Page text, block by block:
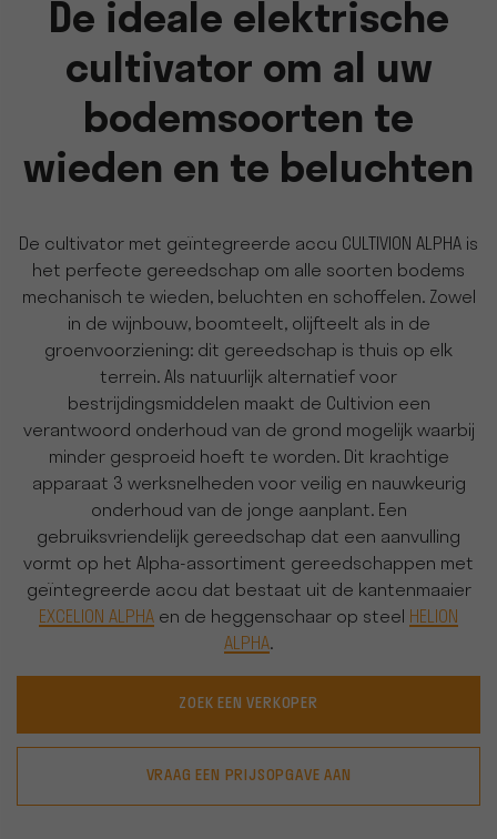
De ideale elektrische
cultivator om al uw
bodemsoorten te
wieden en te beluchten
De cultivator met geïntegreerde accu CULTIVION ALPHA is
het perfecte gereedschap om alle soorten bodems
mechanisch te wieden, beluchten en schoffelen. Zowel
in de wijnbouw, boomteelt, olijfteelt als in de
groenvoorziening: dit gereedschap is thuis op elk
terrein. Als natuurlijk alternatief voor
bestrijdingsmiddelen maakt de Cultivion een
verantwoord onderhoud van de grond mogelijk waarbij
minder gesproeid hoeft te worden. Dit krachtige
apparaat 3 werksnelheden voor veilig en nauwkeurig
onderhoud van de jonge aanplant. Een
gebruiksvriendelijk gereedschap dat een aanvulling
vormt op het Alpha-assortiment gereedschappen met
geïntegreerde accu dat bestaat uit de kantenmaaier
EXCELION ALPHA en de heggenschaar op steel
HELION
ALPHA.
ZOEK EEN VERKOPER
VRAAG EEN PRIJSOPGAVE AAN